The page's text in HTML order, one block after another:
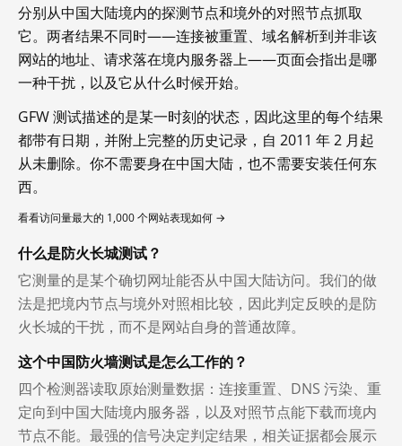
分别从中国大陆境内的探测节点和境外的对照节点抓取
它。两者结果不同时——连接被重置、域名解析到并非该
网站的地址、请求落在境内服务器上——页面会指出是哪
一种干扰，以及它从什么时候开始。
GFW 测试描述的是某一时刻的状态，因此这里的每个结果
都带有日期，并附上完整的历史记录，自 2011 年 2 月起
从未删除。你不需要身在中国大陆，也不需要安装任何东
西。
看看访问量最大的 1,000 个网站表现如何 →
什么是防火长城测试？
它测量的是某个确切网址能否从中国大陆访问。我们的做
法是把境内节点与境外对照相比较，因此判定反映的是防
火长城的干扰，而不是网站自身的普通故障。
这个中国防火墙测试是怎么工作的？
四个检测器读取原始测量数据：连接重置、DNS 污染、重
定向到中国大陆境内服务器，以及对照节点能下载而境内
节点不能。最强的信号决定判定结果，相关证据都会展示